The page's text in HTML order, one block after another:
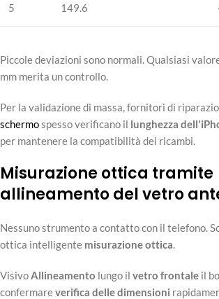
5 149.6
Piccole deviazioni sono normali. Qualsiasi
mm merita un controllo.
Per la validazione di massa, fornitori di
schermospesso verificano il lunghezza
per mantenere la compatibilità dei ricambi.
Misurazione ottica tramite
allineamento del vetro
Nessuno strumento a contatto con il telefono.
ottica intelligente misurazione ottica.
VisivoAllineamento lungo il vetro frontale il
confermareverifica delle dimensioni